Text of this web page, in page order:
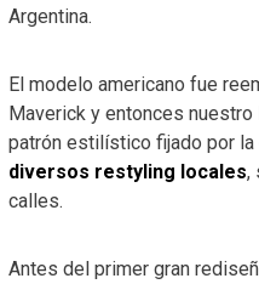
Argentina.
El modelo americano fue
Maverick y entonces nuestro
patrón estilístico fijado por la
diversos restyling locales,
calles.
Antes del primer gran